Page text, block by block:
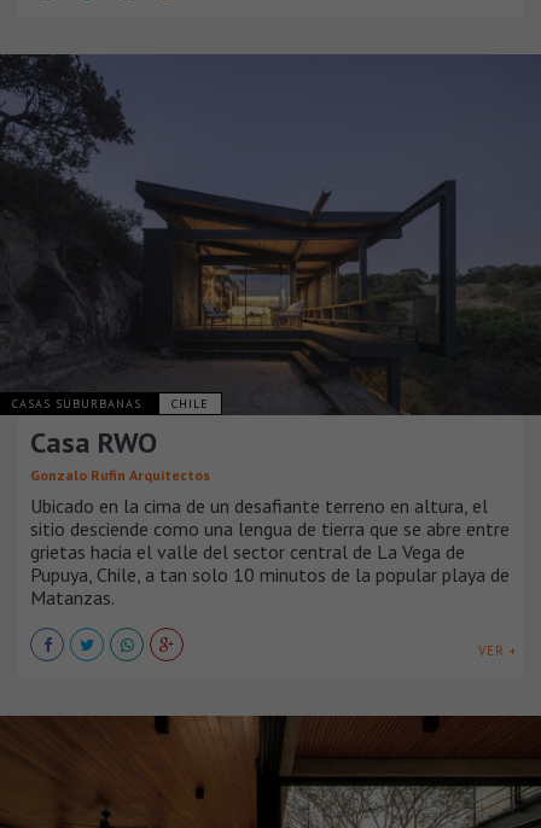
CASAS SUBURBANAS CHILE
Casa RWO
Gonzalo Rufin Arquitectos
Ubicado en la cima de un desafiante terreno en altura, el
sitio desciende como una lengua de tierra que se abre entre
grietas hacia el valle del sector central de La Vega de
Pupuya, Chile, a tan solo 10 minutos de la popular playa de
Matanzas.
VER +